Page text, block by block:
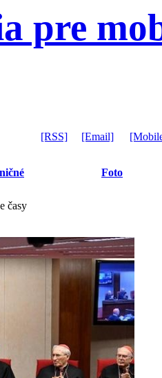
pre
[RSS] [Email]
Foto
časy